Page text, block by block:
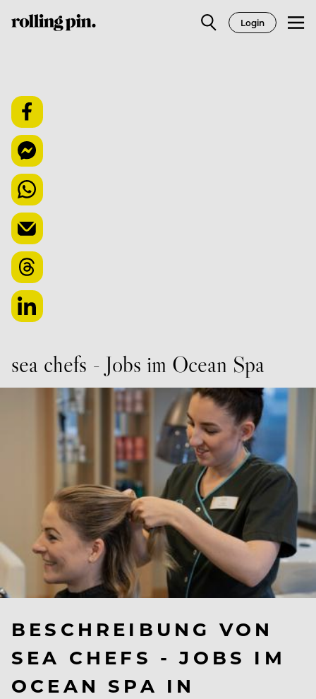
Login
sea chefs - Jobs im Ocean Spa
BESCHREIBUNG VON
SEA CHEFS - JOBS IM
OCEAN SPA IN